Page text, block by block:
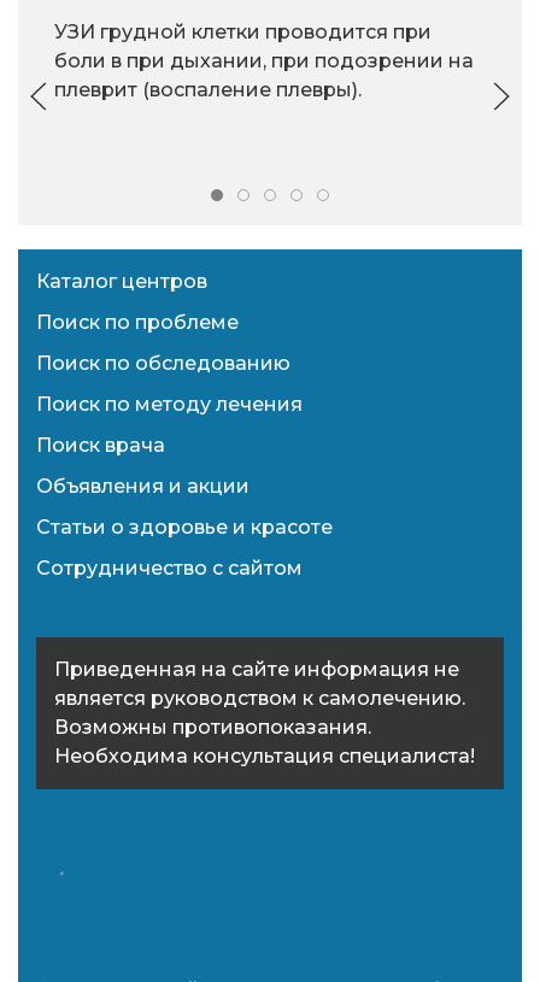
УЗИ грудной клетки проводится при
боли в при дыхании, при подозрении на
плеврит (воспаление плевры).
Каталог центров
Поиск по проблеме
Поиск по обследованию
Поиск по методу лечения
Поиск врача
Объявления и акции
Статьи о здоровье и красоте
Сотрудничество с сайтом
Приведенная на сайте информация не
является руководством к самолечению.
Возможны противопоказания.
Необходима консультация специалиста!